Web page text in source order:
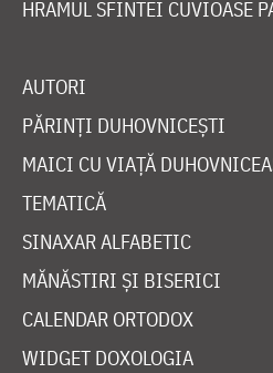
HRAMUL SFINTEI CUVIOASE
AUTORI
PĂRINȚI DUHOVNICEȘTI
MAICI CU VIAȚĂ
TEMATICĂ
SINAXAR ALFABETIC
MĂNĂSTIRI ȘI BISERICI
CALENDAR ORTODOX
WIDGET DOXOLOGIA